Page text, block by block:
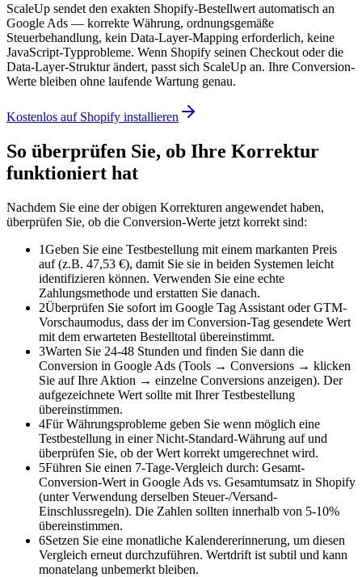
ScaleUp sendet den exakten Shopify-Bestellwert automatisch an
Google Ads — korrekte Währung, ordnungsgemäße
Steuerbehandlung, kein Data-Layer-Mapping erforderlich, keine
JavaScript-Typprobleme. Wenn Shopify seinen Checkout oder die
Data-Layer-Struktur ändert, passt sich ScaleUp an. Ihre Conversion-
Werte bleiben ohne laufende Wartung genau.
Kostenlos auf Shopify installieren
So überprüfen Sie, ob Ihre Korrektur
funktioniert hat
Nachdem Sie eine der obigen Korrekturen angewendet haben,
überprüfen Sie, ob die Conversion-Werte jetzt korrekt sind:
1Geben Sie eine Testbestellung mit einem markanten Preis
auf (z.B. 47,53 €), damit Sie sie in beiden Systemen leicht
identifizieren können. Verwenden Sie eine echte
Zahlungsmethode und erstatten Sie danach.
2Überprüfen Sie sofort im Google Tag Assistant oder GTM-
Vorschaumodus, dass der im Conversion-Tag gesendete Wert
mit dem erwarteten Bestelltotal übereinstimmt.
3Warten Sie 24-48 Stunden und finden Sie dann die
Conversion in Google Ads (Tools → Conversions → klicken
Sie auf Ihre Aktion → einzelne Conversions anzeigen). Der
aufgezeichnete Wert sollte mit Ihrer Testbestellung
übereinstimmen.
4Für Währungsprobleme geben Sie wenn möglich eine
Testbestellung in einer Nicht-Standard-Währung auf und
überprüfen Sie, ob der Wert korrekt umgerechnet wird.
5Führen Sie einen 7-Tage-Vergleich durch: Gesamt-
Conversion-Wert in Google Ads vs. Gesamtumsatz in Shopify
(unter Verwendung derselben Steuer-/Versand-
Einschlussregeln). Die Zahlen sollten innerhalb von 5-10%
übereinstimmen.
6Setzen Sie eine monatliche Kalendererinnerung, um diesen
Vergleich erneut durchzuführen. Wertdrift ist subtil und kann
monatelang unbemerkt bleiben.